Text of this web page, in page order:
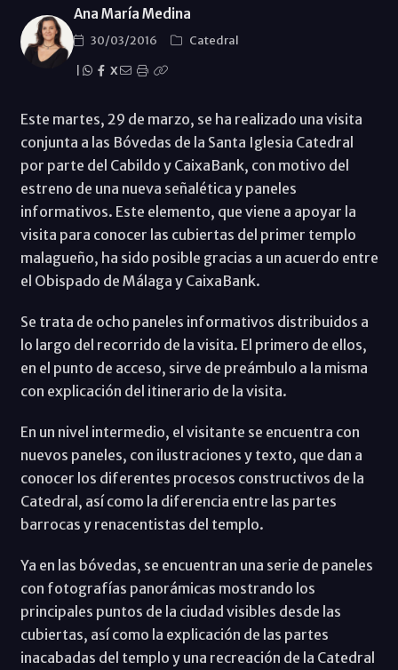
Ana María Medina
30/03/2016
Catedral
X
Este martes, 29 de marzo, se ha realizado una visita
conjunta a las Bóvedas de la Santa Iglesia Catedral
por parte del Cabildo y CaixaBank, con motivo del
estreno de una nueva señalética y paneles
informativos. Este elemento, que viene a apoyar la
visita para conocer las cubiertas del primer templo
malagueño, ha sido posible gracias a un acuerdo entre
el Obispado de Málaga y CaixaBank.
Se trata de ocho paneles informativos distribuidos a
lo largo del recorrido de la visita. El primero de ellos,
en el punto de acceso, sirve de preámbulo a la misma
con explicación del itinerario de la visita.
En un nivel intermedio, el visitante se encuentra con
nuevos paneles, con ilustraciones y texto, que dan a
conocer los diferentes procesos constructivos de la
Catedral, así como la diferencia entre las partes
barrocas y renacentistas del templo.
Ya en las bóvedas, se encuentran una serie de paneles
con fotografías panorámicas mostrando los
principales puntos de la ciudad visibles desde las
cubiertas, así como la explicación de las partes
inacabadas del templo y una recreación de la Catedral